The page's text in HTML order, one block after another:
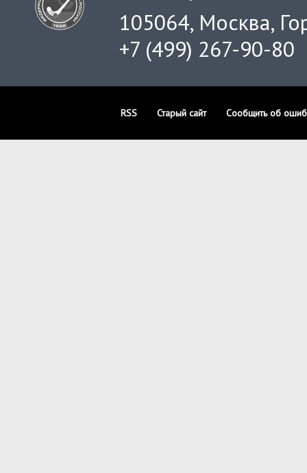
105064, Москва,
+7 (499) 267-90-80
RSS Старый сайт Сообщить об